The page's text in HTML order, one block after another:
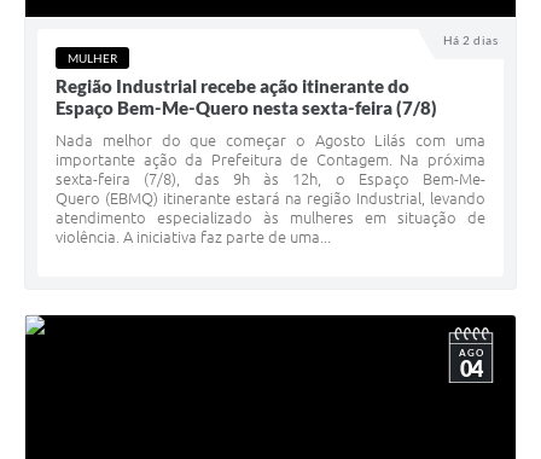
Há 2 dias
MULHER
Região Industrial recebe ação itinerante do
Espaço Bem-Me-Quero nesta sexta-feira (7/8)
Nada melhor do que começar o Agosto Lilás com uma
importante ação da Prefeitura de Contagem. Na próxima
sexta-feira (7/8), das 9h às 12h, o Espaço Bem-Me-
Quero (EBMQ) itinerante estará na região Industrial, levando
atendimento especializado às mulheres em situação de
violência. A iniciativa faz parte de uma...
AGO
04